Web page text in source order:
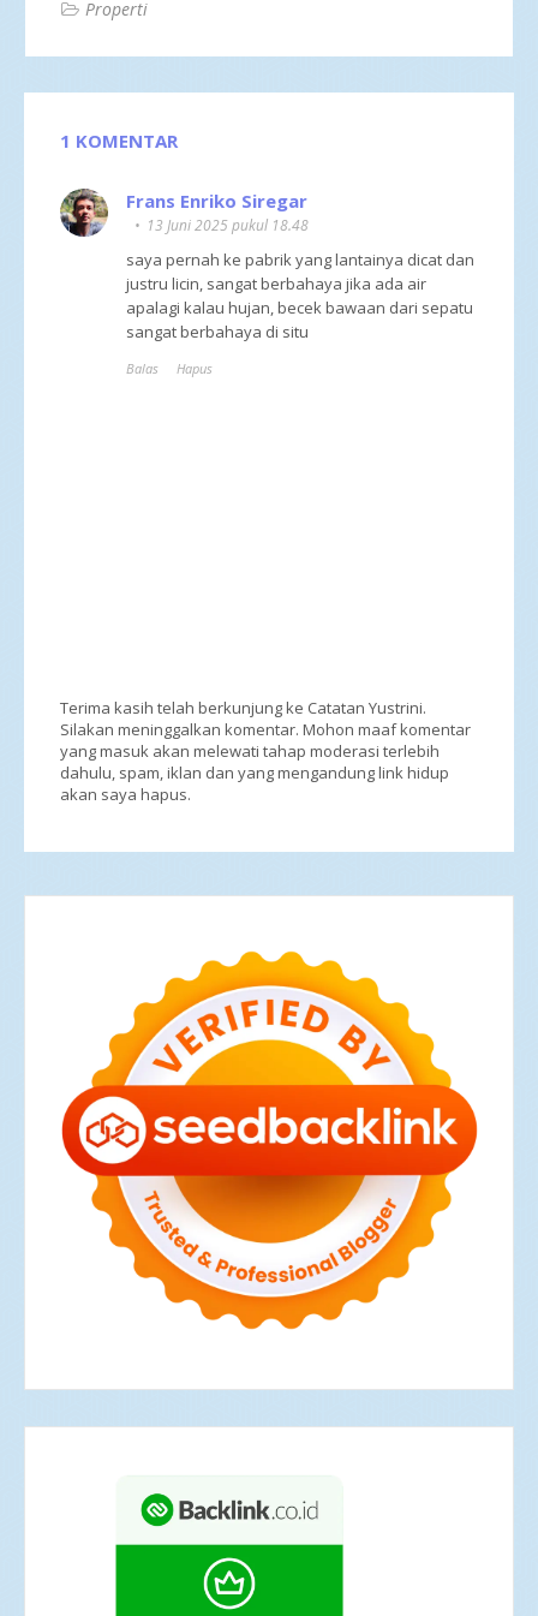
Properti
1 KOMENTAR
Frans Enriko Siregar
13 Juni 2025 pukul 18.48
saya pernah ke pabrik yang lantainya dicat dan
justru licin, sangat berbahaya jika ada air
apalagi kalau hujan, becek bawaan dari sepatu
sangat berbahaya di situ
Balas Hapus
Terima kasih telah berkunjung ke Catatan Yustrini.
Silakan meninggalkan komentar. Mohon maaf komentar
yang masuk akan melewati tahap moderasi terlebih
dahulu, spam, iklan dan yang mengandung link hidup
akan saya hapus.